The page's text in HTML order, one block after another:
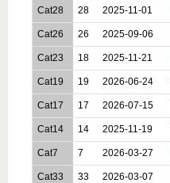
Cat28 28 2025-11-01
Cat26 26 2025-09-06
Cat23 18 2025-11-21
Cat19 19 2026-06-24
Cat17 17 2026-07-15
Cat14 14 2025-11-19
Cat7 7 2026-03-27
Cat33 33 2026-03-07